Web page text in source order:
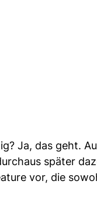
Ja, das geht.
später
vor, die